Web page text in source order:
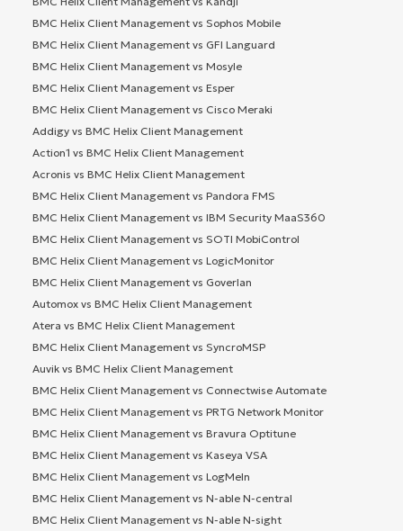
BMC Helix Client Management vs Sophos Mobile
BMC Helix Client Management vs GFI Languard
BMC Helix Client Management vs Mosyle
BMC Helix Client Management vs Esper
BMC Helix Client Management vs Cisco Meraki
Addigy vs BMC Helix Client Management
Action1 vs BMC Helix Client Management
Acronis vs BMC Helix Client Management
BMC Helix Client Management vs Pandora FMS
BMC Helix Client Management vs IBM Security MaaS360
BMC Helix Client Management vs SOTI MobiControl
BMC Helix Client Management vs LogicMonitor
BMC Helix Client Management vs Goverlan
Automox vs BMC Helix Client Management
Atera vs BMC Helix Client Management
BMC Helix Client Management vs SyncroMSP
Auvik vs BMC Helix Client Management
BMC Helix Client Management vs Connectwise Automate
BMC Helix Client Management vs PRTG Network Monitor
BMC Helix Client Management vs Bravura Optitune
BMC Helix Client Management vs Kaseya VSA
BMC Helix Client Management vs LogMeIn
BMC Helix Client Management vs N-able N-central
BMC Helix Client Management vs N-able N-sight